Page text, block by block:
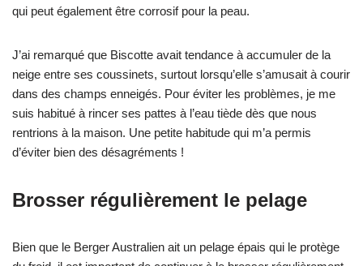
qui peut également être corrosif pour la peau.
J’ai remarqué que Biscotte avait tendance à accumuler de la
neige entre ses coussinets, surtout lorsqu’elle s’amusait à courir
dans des champs enneigés. Pour éviter les problèmes, je me
suis habitué à rincer ses pattes à l’eau tiède dès que nous
rentrions à la maison. Une petite habitude qui m’a permis
d’éviter bien des désagréments !
Brosser régulièrement le pelage
Bien que le Berger Australien ait un pelage épais qui le protège